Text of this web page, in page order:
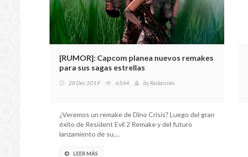
[RUMOR]: Capcom planea nuevos remakes
para sus sagas estrellas
28 Dec 2019 6544 byRedacción
¿Veremos un remake de Dino Crisis? Luego del gran
éxito de Resident Evil 2 Remake y del futuro
lanzamiento de su....
LEER MÁS